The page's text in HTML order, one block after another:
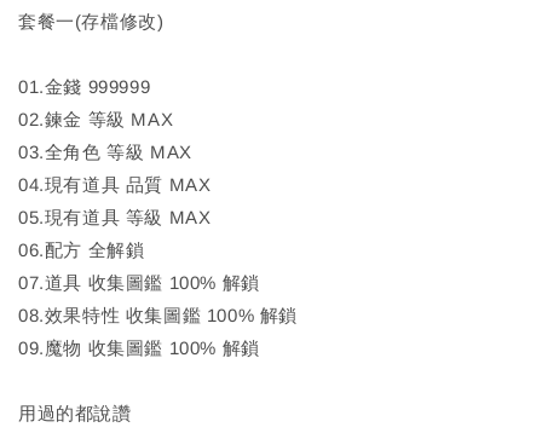
套餐一(存檔修改)
01.金錢 999999
02.鍊金 等級 MAX
03.全角色 等級 MAX
04.現有道具 品質 MAX
05.現有道具 等級 MAX
06.配方 全解鎖
07.道具 收集圖鑑 100% 解鎖
08.效果特性 收集圖鑑 100% 解鎖
09.魔物 收集圖鑑 100% 解鎖
用過的都說讚